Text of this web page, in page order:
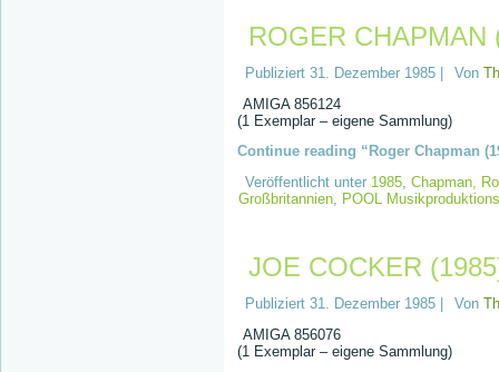
ROGER CHAPMAN
Publiziert 31. Dezember 1985 Von
AMIGA 856124
(1 Exemplar – eigene Sammlung)
Continue reading “Roger Chapman
Veröffentlicht unter 1985, Chapman,
Großbritannien, POOL
JOE COCKER
Publiziert 31. Dezember 1985 Von
AMIGA 856076
(1 Exemplar – eigene Sammlung)